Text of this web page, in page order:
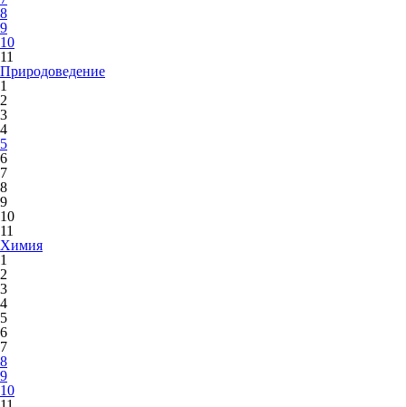
8
9
10
11
Природоведение
1
2
3
4
5
6
7
8
9
10
11
Химия
1
2
3
4
5
6
7
8
9
10